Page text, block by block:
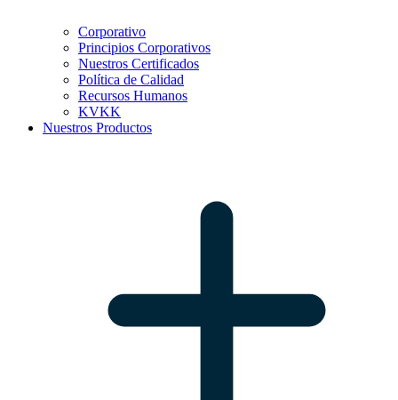
Corporativo
Principios Corporativos
Nuestros Certificados
Política de Calidad
Recursos Humanos
KVKK
Nuestros Productos